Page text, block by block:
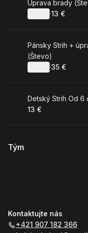
Rezervovat
Úprava brady
·
.Cena
13 €
Rezervovat
Pánsky Strih +
(Števo)
·
.Cena
35 €
Rezervovat
Detský Strih Od 6
.Cena
13 €
Tým
Kontaktujte nás
+421 907 182 366